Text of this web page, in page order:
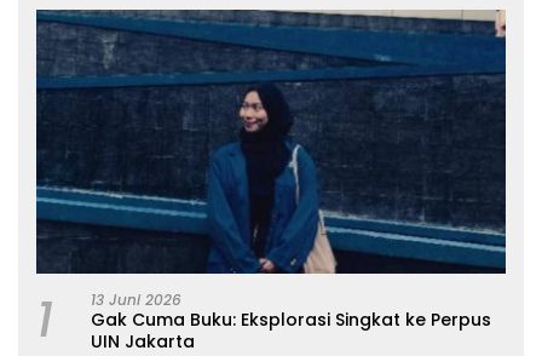
1 13 Juni 2026
Gak Cuma Buku: Eksplorasi Singkat ke Perpus
UIN Jakarta